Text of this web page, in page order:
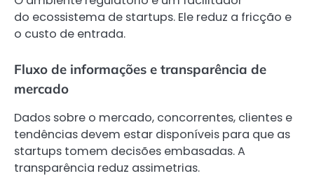
do ecossistema de startups. Ele reduz a fricção e
o custo de entrada.
Fluxo de informações e transparência de
mercado
Dados sobre o mercado, concorrentes, clientes e
tendências devem estar disponíveis para que as
startups tomem decisões embasadas. A
transparência reduz assimetrias.